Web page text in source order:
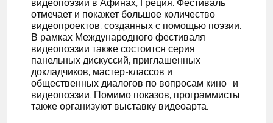
видеопоэзии в Афинах, Греция. Фестиваль
отмечает и покажет большое количество
видеопроектов, созданных с помощью поэзии.
В рамках Международного фестиваля
видеопоэзии также состоится серия
панельных дискуссий, приглашенных
докладчиков, мастер-классов и
общественных диалогов по вопросам кино- и
видеопоэзии. Помимо показов, программисты
также организуют выставку видеоарта.